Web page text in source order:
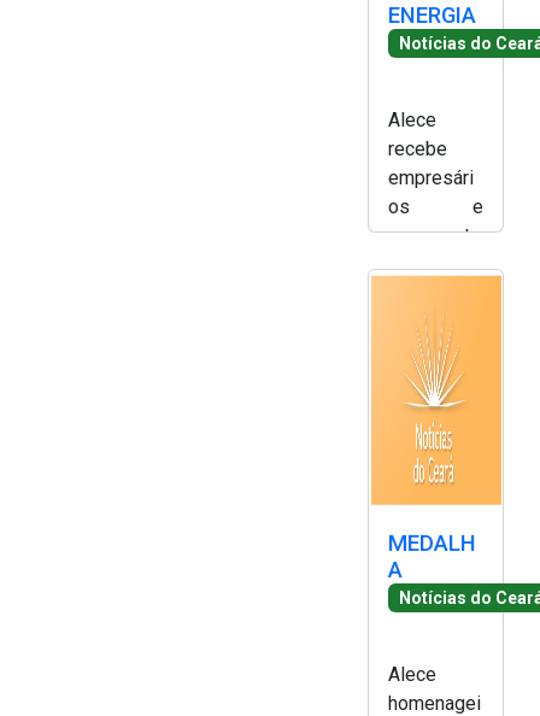
ENERGIA
Notícias do
Alece
recebe
empresári
os e
representa
ntes do
energias
renováveis
no Ceará -
Simony
Silva
MEDALH
A
Notícias do
Alece
homenagei